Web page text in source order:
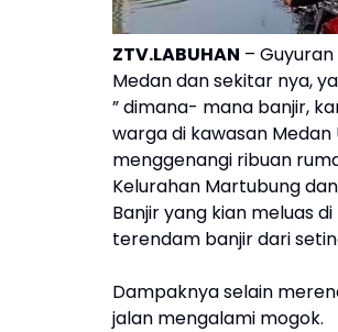
ZTV.LABUHAN –
Medan dan sekitar nya,
” dimana- mana banjir,
warga di kawasan Medan
menggenangi ribuan
Kelurahan Martubung
Banjir yang kian meluas
terendam banjir dari
Dampaknya selain
jalan mengalami mogok.